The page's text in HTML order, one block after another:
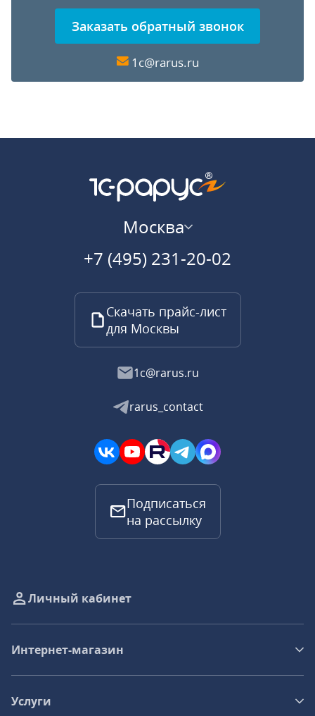
Заказать обратный звонок
1c@rarus.ru
Москва
+7 (495) 231-20-02
Скачать прайс-лист
для Москвы
1c@rarus.ru
rarus_contact
Подписаться
на рассылку
Личный кабинет
Интернет-магазин
Услуги